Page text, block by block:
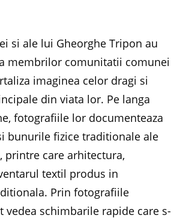
si ale lui Gheorghe Tripon au
membrilor comunitatii comunei
imaginea celor dragi si
din viata lor. Pe langa
fotografiile lor documenteaza
bunurile fizice traditionale ale
printre care arhitectura,
textil produs in
Prin fotografiile
vedea schimbarile rapide care s-